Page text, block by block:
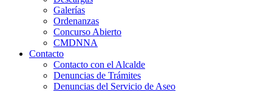
Galerías
Ordenanzas
Concurso Abierto
CMDNNA
Contacto
Contacto con el Alcalde
Denuncias de Trámites
Denuncias del Servicio de Aseo